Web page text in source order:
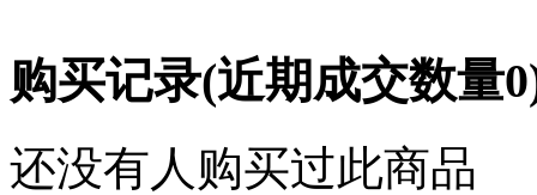
购买记录(近期成交数量0
还没有人购买过此商品